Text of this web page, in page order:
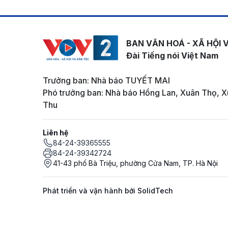
BAN VĂN HOÁ - XÃ HỘI
Đài Tiếng nói Việt Nam
Trưởng ban: Nhà báo TUYẾT MAI
Phó trưởng ban: Nhà báo Hồng Lan, Xuân Thọ,
Thu
Liên hệ
84-24-39365555
84-24-39342724
41-43 phố Bà Triệu, phường Cửa Nam, TP. Hà Nội
Phát triển và vận hành bởi SolidTech